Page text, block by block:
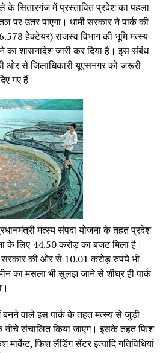
के सितारगंज में प्रस्तावित प्रदेश का पहला
पर उतर पाएगा। धामी सरकार ने पार्क की
हेक्टेयर) राजस्व विभाग की भूमि मत्स्य
का शासनादेश जारी कर दिया है। इस संबंध
ओर से जिलाधिकारी यूएसनगर को जरूरी
गए हैं।
मत्स्य संपदा योजना के तहत प्रदेश
के लिए 44.50 करोड़ का बजट मिला है।
की ओर से 10.01 करोड़ रुपये भी
का मसला भी सुलझ जाने से शीघ्र ही पार्क
बनने वाले इस पार्क के तहत मत्स्य से जुड़ी
संचालित किया जाएग। इसके तहत फिश
फिश लैंडिंग सेंटर इत्यादि गतिविधियां